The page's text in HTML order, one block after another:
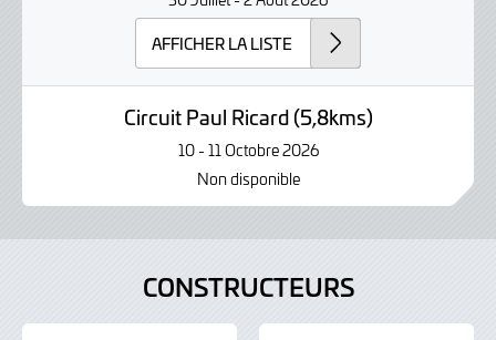
AFFICHER LA LISTE
Circuit Paul Ricard (5,8kms)
10 - 11 Octobre 2026
Non disponible
CONSTRUCTEURS